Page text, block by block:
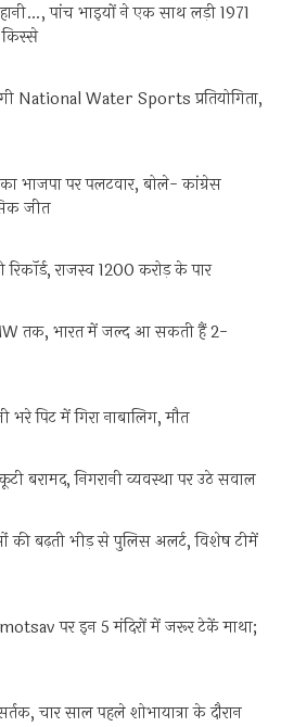
पांच भाइयों ने एक साथ लड़ी 1971
National Water Sports प्रतियोगिता,
भाजपा पर पलटवार, बोले- कांग्रेस
जीत
राजस्व 1200 करोड़ के पार
तक, भारत में जल्द आ सकती हैं 2-
भरे पिट में गिरा नाबालिग, मौत
बरामद, निगरानी व्यवस्था पर उठे सवाल
की बढ़ती भीड़ से पुलिस अलर्ट, विशेष टीमें
पर इन 5 मंदिरों में जरूर टेकें माथा;
चार साल पहले शोभायात्रा के दौरान